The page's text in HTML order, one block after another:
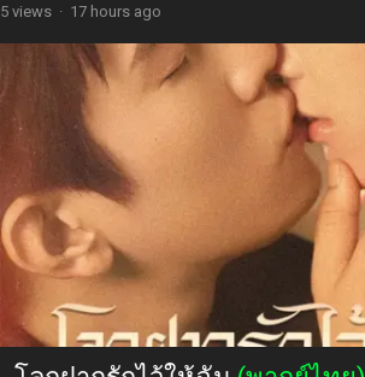
5 views · 17 hours ago